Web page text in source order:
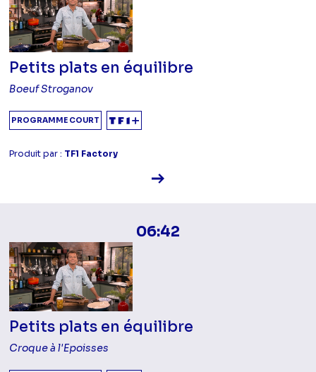
Petits plats en équilibre
Boeuf Stroganov
PROGRAMME COURT
Produit par : TF1 Factory
Voir la fiche diffusion
06:42
Petits plats en équilibre
Croque à l'Epoisses